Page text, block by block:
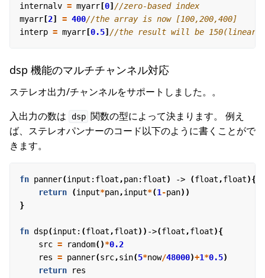
internalv = myarr [0]
myarr [2] = 400
interp = myarr [0.5]
dsp 機能のマルチチャンネル対応
ステレオ出力/チャンネルをサポートしました。。
入出力の数は
dsp 関数の型によって決まります。 例え
ば、ステレオパンナーのコード以下のように書くことがで
きます。
fn panner(input : float ,pan: float) -> (float ,float){
return
(input*pan,input*(1 -pan))
}
fn dsp(input : (float ,float)) ->(float ,float){
src = random()*0.2
res = panner(src,sin(5*now/48000)+1*0.5)
return
res